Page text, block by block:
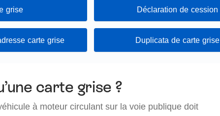
grise Déclaration de cession
carte grise Duplicata de carte grise
carte grise ?
à moteur circulant sur la voie publique doit